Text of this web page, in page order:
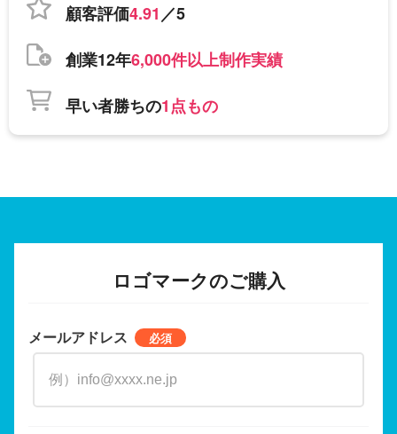
顧客評価4.91／5
創業12年6,000件以上制作実績
早い者勝ちの1点もの
ロゴマークのご購入
メールアドレス